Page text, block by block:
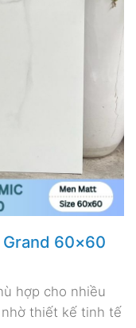
60×60
hợp cho nhiều
thiết kế tinh tế